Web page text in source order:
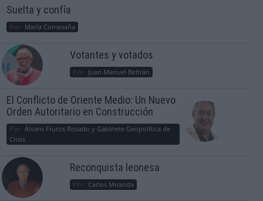
Suelta y confía
Por María Comesaña
Votantes y votados
Por Juan Manuel Beltrán
El Conflicto de Oriente Medio: Un Nuevo
Orden Autoritario en Construcción
Por Álvaro Frutos Rosado y Gabinete Geopolítica de
Crisis
Reconquista leonesa
Por Carlos Miranda